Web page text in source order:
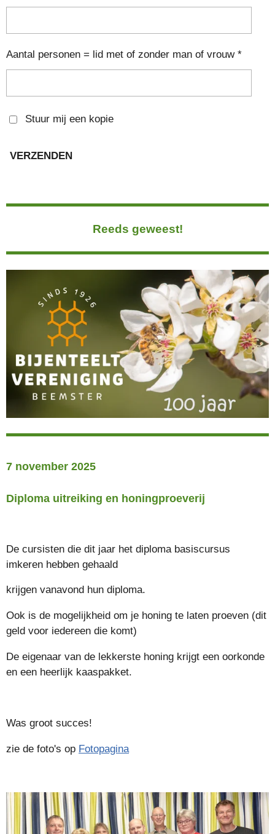
Aantal personen = lid met of zonder man of vrouw *
Stuur mij een kopie
VERZENDEN
Reeds geweest!
7 november 2025
Diploma uitreiking en honingproeverij
De cursisten die dit jaar het diploma basiscursus
imkeren hebben gehaald
krijgen vanavond hun diploma.
Ook is de mogelijkheid om je honing te laten proeven (dit
geld voor iedereen die komt)
De eigenaar van de lekkerste honing krijgt een oorkonde
en een heerlijk kaaspakket.
Was groot succes!
zie de foto's op Fotopagina